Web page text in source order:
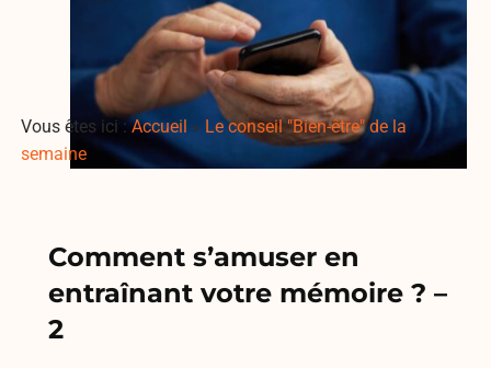
Vous êtes ici : Accueil » Le conseil "Bien-être" de la
semaine
Comment s’amuser en
entraînant votre mémoire ? –
2